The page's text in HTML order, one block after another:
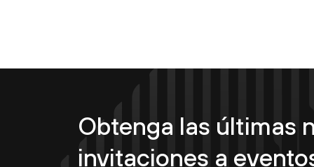
Obtenga las últimas
invitaciones a